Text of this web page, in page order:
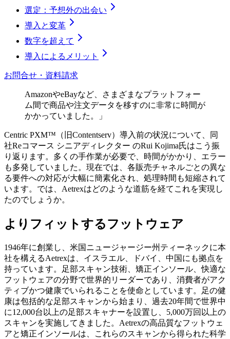
選定：予想外の出会い
導入と変革
数字を超えて
導入によるメリット
お問合せ・資料請求
AmazonやeBayなど、さまざまなプラットフォー
ム間で商品や注文データを移すのに非常に時間が
かかっていました。」
Centric PXM™（旧Contentserv）導入前の状況について、同
社Reコマース シニアディレクター のRui Kojima氏はこう振
り返ります。多くの手作業が必要で、時間がかかり、エラー
も多発していました。現在では、各販売チャネルごとの異な
る要件への対応が大幅に簡素化され、処理時間も短縮されて
います。では、Aetrexはどのような道筋を経てこれを実現し
たのでしょうか。
よりフィットするフットウェア
1946年に創業し、米国ニュージャージー州ティーネックに本
社を構えるAetrexは、イスラエル、ドバイ、中国にも拠点を
持っています。足部スキャン技術、矯正インソール、快適な
フットウェアの分野で世界的リーダーであり、消費者がアク
ティブかつ健康でいられることを使命としています。足の健
康は包括的な足部スキャンから始まり、過去20年間で世界中
に12,000台以上の足部スキャナーを設置し、5,000万回以上の
スキャンを実施してきました。Aetrexの高品質なフットウェ
アと矯正インソールは、これらのスキャンから得られた科学